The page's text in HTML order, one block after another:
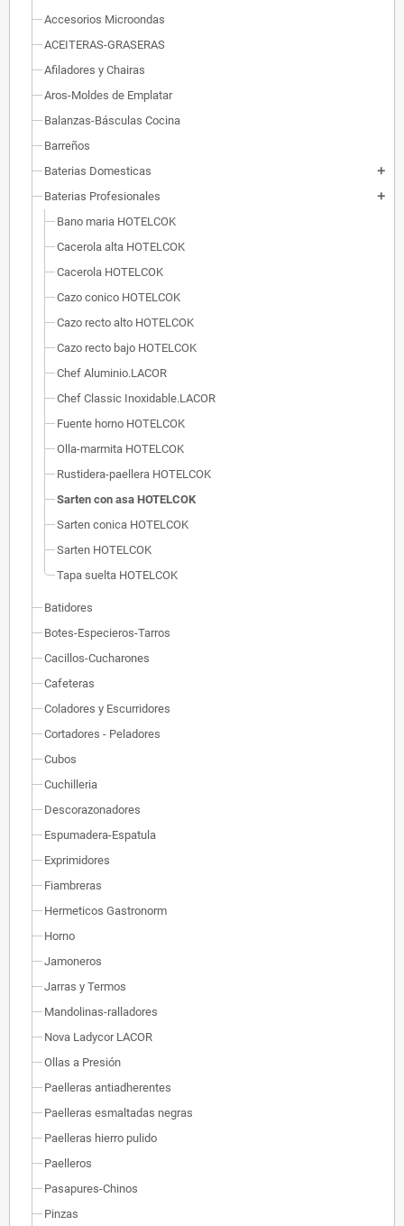
Accesorios Microondas
ACEITERAS-GRASERAS
Afiladores y Chairas
Aros-Moldes de Emplatar
Balanzas-Básculas Cocina
Barreños
Baterias Domesticas
add
Baterias Profesionales add
Bano maria HOTELCOK
Cacerola alta HOTELCOK
Cacerola HOTELCOK
Cazo conico HOTELCOK
Cazo recto alto HOTELCOK
Cazo recto bajo HOTELCOK
Chef Aluminio.LACOR
Chef Classic Inoxidable.LACOR
Fuente horno HOTELCOK
Olla-marmita HOTELCOK
Rustidera-paellera HOTELCOK
Sarten con asa HOTELCOK
Sarten conica HOTELCOK
Sarten HOTELCOK
Tapa suelta HOTELCOK
Batidores
Botes-Especieros-Tarros
Cacillos-Cucharones
Cafeteras
Coladores y Escurridores
Cortadores - Peladores
Cubos
Cuchilleria
Descorazonadores
Espumadera-Espatula
Exprimidores
Fiambreras
Hermeticos Gastronorm
Horno
Jamoneros
Jarras y Termos
Mandolinas-ralladores
Nova Ladycor LACOR
Ollas a Presión
Paelleras antiadherentes
Paelleras esmaltadas negras
Paelleras hierro pulido
Paelleros
Pasapures-Chinos
Pinzas